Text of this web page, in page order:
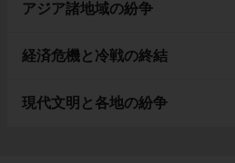
アジア諸地域の紛争
経済危機と冷戦の終結
現代文明と各地の紛争